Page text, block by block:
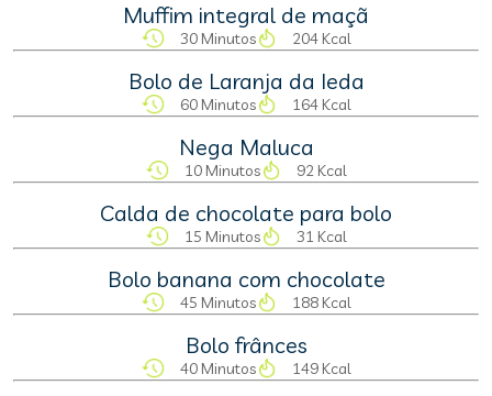
Muffim integral de maçã
30 Minutos 204 Kcal
Bolo de Laranja da Ieda
60 Minutos 164 Kcal
Nega Maluca
10 Minutos 92 Kcal
Calda de chocolate para bolo
15 Minutos 31 Kcal
Bolo banana com chocolate
45 Minutos 188 Kcal
Bolo frânces
40 Minutos 149 Kcal